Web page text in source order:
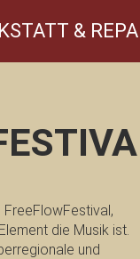
&
die Musik ist.
und